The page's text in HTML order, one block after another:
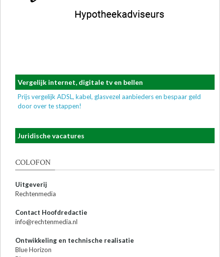
Vergelijk internet, digitale tv en bellen
Prijs vergelijk ADSL, kabel, glasvezel aanbieders en bespaar geld
door over te stappen!
Juridische vacatures
COLOFON
Uitgeverij
Rechtenmedia
Contact Hoofdredactie
info@rechtenmedia.nl
Ontwikkeling en technische realisatie
Blue Horizon